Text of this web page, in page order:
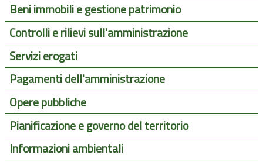
Beni immobili e gestione patrimonio
Controlli e rilievi sull'amministrazione
Servizi erogati
Pagamenti dell'amministrazione
Opere pubbliche
Pianificazione e governo del territorio
Informazioni ambientali